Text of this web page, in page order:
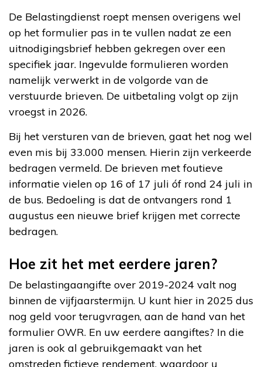
De Belastingdienst roept mensen overigens wel
op het formulier pas in te vullen nadat ze een
uitnodigingsbrief hebben gekregen over een
specifiek jaar. Ingevulde formulieren worden
namelijk verwerkt in de volgorde van de
verstuurde brieven. De uitbetaling volgt op zijn
vroegst in 2026.
Bij het versturen van de brieven, gaat het nog wel
even mis bij 33.000 mensen. Hierin zijn verkeerde
bedragen vermeld. De brieven met foutieve
informatie vielen op 16 of 17 juli óf rond 24 juli in
de bus. Bedoeling is dat de ontvangers rond 1
augustus een nieuwe brief krijgen met correcte
bedragen.
Hoe zit het met eerdere jaren?
De belastingaangifte over 2019-2024 valt nog
binnen de vijfjaarstermijn. U kunt hier in 2025 dus
nog geld voor terugvragen, aan de hand van het
formulier OWR. En uw eerdere aangiftes? In die
jaren is ook al gebruikgemaakt van het
omstreden fictieve rendement, waardoor u